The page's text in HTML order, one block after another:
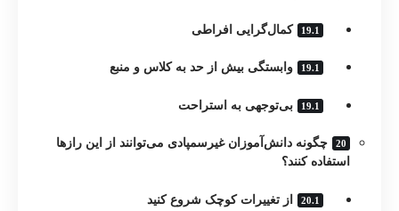
کمال‌گرایی افراطی
وابستگی بیش از حد به کلاس و منبع
بی‌توجهی به استراحت
چگونه دانش‌آموزان غیرسمپادی می‌توانند از این رازها
استفاده کنند؟
از تغییرات کوچک شروع کنید